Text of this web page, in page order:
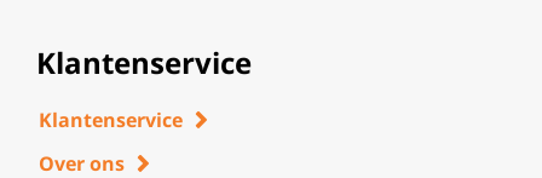
Klantenservice
Klantenservice
Over ons